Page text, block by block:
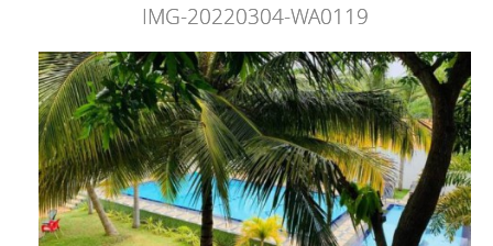
IMG-20220304-WA0119